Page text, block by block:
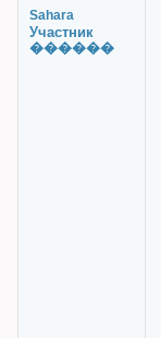
Sahara
Участник
������